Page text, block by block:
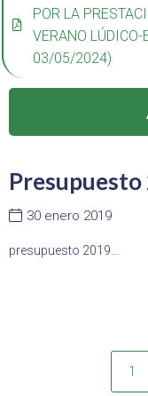
POR LA
VERANO LÚDICO-
03/05/2024)
Presupuesto
30 enero 2019
presupuesto 2019...
1